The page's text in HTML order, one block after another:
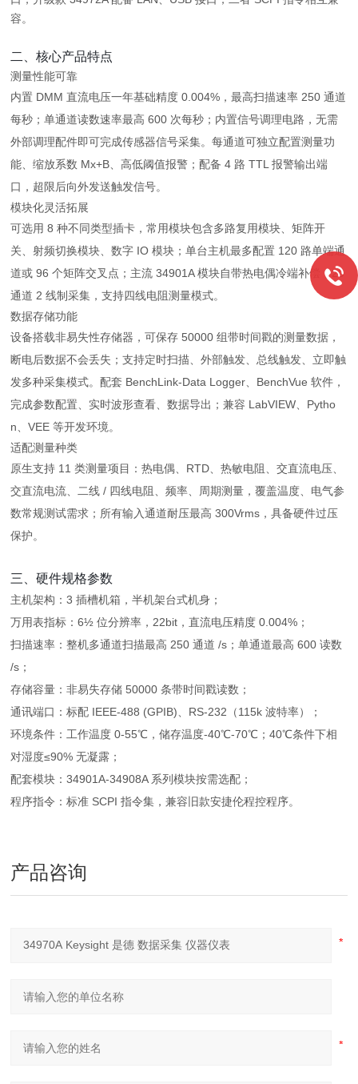
容。
二、核心产品特点
测量性能可靠
内置 DMM 直流电压一年基础精度 0.004%，最高扫描速率 250 通道
每秒；单通道读数速率最高 600 次每秒；内置信号调理电路，无需
外部调理配件即可完成传感器信号采集。每通道可独立配置测量功
能、缩放系数 Mx+B、高低阈值报警；配备 4 路 TTL 报警输出端
口，超限后向外发送触发信号。
模块化灵活拓展
可选用 8 种不同类型插卡，常用模块包含多路复用模块、矩阵开
关、射频切换模块、数字 IO 模块；单台主机最多配置 120 路单端通
道或 96 个矩阵交叉点；主流 34901A 模块自带热电偶冷端补偿，20
通道 2 线制采集，支持四线电阻测量模式。
数据存储功能
设备搭载非易失性存储器，可保存 50000 组带时间戳的测量数据，
断电后数据不会丢失；支持定时扫描、外部触发、总线触发、立即触
发多种采集模式。配套 BenchLink‑Data Logger、BenchVue 软件，
完成参数配置、实时波形查看、数据导出；兼容 LabVIEW、Pytho
n、VEE 等开发环境。
适配测量种类
原生支持 11 类测量项目：热电偶、RTD、热敏电阻、交直流电压、
交直流电流、二线 / 四线电阻、频率、周期测量，覆盖温度、电气参
数常规测试需求；所有输入通道耐压最高 300Vrms，具备硬件过压
保护。
三、硬件规格参数
主机架构：3 插槽机箱，半机架台式机身；
万用表指标：6½ 位分辨率，22bit，直流电压精度 0.004%；
扫描速率：整机多通道扫描最高 250 通道 /s；单通道最高 600 读数
/s；
存储容量：非易失存储 50000 条带时间戳读数；
通讯端口：标配 IEEE‑488 (GPIB)、RS‑232（115k 波特率）；
环境条件：工作温度 0‑55℃，储存温度‑40℃‑70℃；40℃条件下相
对湿度≤90% 无凝露；
配套模块：34901A‑34908A 系列模块按需选配；
程序指令：标准 SCPI 指令集，兼容旧款安捷伦程控程序。
产品咨询